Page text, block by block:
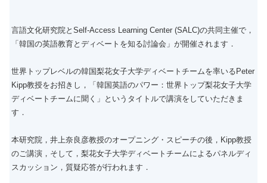
言語文化研究院とSelf-Access Learning Center (SALC)の共同主催で，
「韓国の英語教育とディベートを知る討論会」が開催されます．
世界トップレベルの韓国梨花女子大学ディベートチームを率いるPeter
Kipp教授をお招きし，「韓国英語のパワー：世界トップ梨花女子大学
ディベートチームに聞く」というタイトルで講演をしていただきま
す．
本研究院，井上奈良彦教授のオープニング・スピーチの後，Kipp教授
のご講演，そして，梨花女子大学ディベートチームによるパネルディ
スカッション，質疑応答が行われます．